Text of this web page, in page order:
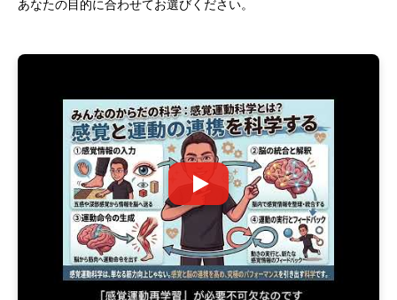
あなたの目的に合わせてお選びください。